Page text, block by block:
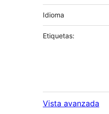
Idioma
Etiquetas:
Vista avanzada